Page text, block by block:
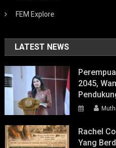
FEM Explore
LATEST NEWS
2045,
Rachel
Yang